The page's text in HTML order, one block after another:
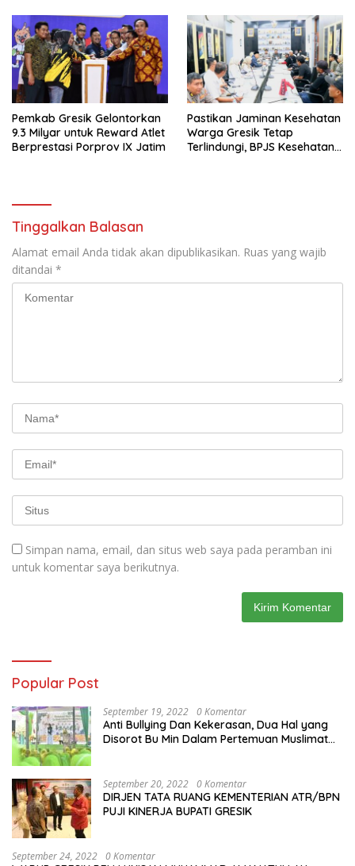
Pemkab Gresik Gelontorkan
9.3 Milyar untuk Reward Atlet
Berprestasi Porprov IX Jatim
Pastikan Jaminan Kesehatan
Warga Gresik Tetap
Terlindungi, BPJS Kesehatan
Tinggalkan Balasan
Alamat email Anda tidak akan dipublikasikan. Ruas yang wajib
ditandai *
Simpan nama, email, dan situs web saya pada peramban ini
untuk komentar saya berikutnya.
Popular Post
September 19, 2022 0 Komentar
Anti Bullying Dan Kekerasan, Dua Hal yang
Disorot Bu Min Dalam Pertemuan Muslimat
September 20, 2022 0 Komentar
DIRJEN TATA RUANG KEMENTERIAN ATR/BPN
PUJI KINERJA BUPATI GRESIK
September 24, 2022 0 Komentar